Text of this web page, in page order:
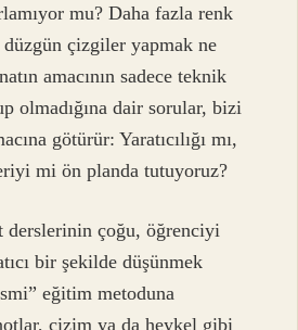
mu? Daha fazla renk
düzgün çizgiler yapmak ne
amacının sadece teknik
olmadığına dair sorular, bizi
götürür: Yaratıcılığı mı,
mi ön planda tutuyoruz?
derslerinin çoğu, öğrenciyi
bir şekilde düşünmek
eğitim metoduna
çizim ya da heykel gibi